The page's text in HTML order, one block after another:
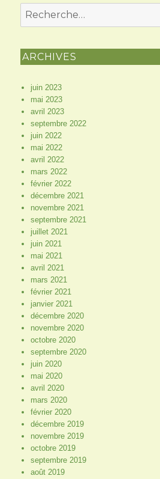
Recherche
pour
ARCHIVES
juin 2023
mai 2023
avril 2023
septembre 2022
juin 2022
mai 2022
avril 2022
mars 2022
février 2022
décembre 2021
novembre 2021
septembre 2021
juillet 2021
juin 2021
mai 2021
avril 2021
mars 2021
février 2021
janvier 2021
décembre 2020
novembre 2020
octobre 2020
septembre 2020
juin 2020
mai 2020
avril 2020
mars 2020
février 2020
décembre 2019
novembre 2019
octobre 2019
septembre 2019
août 2019